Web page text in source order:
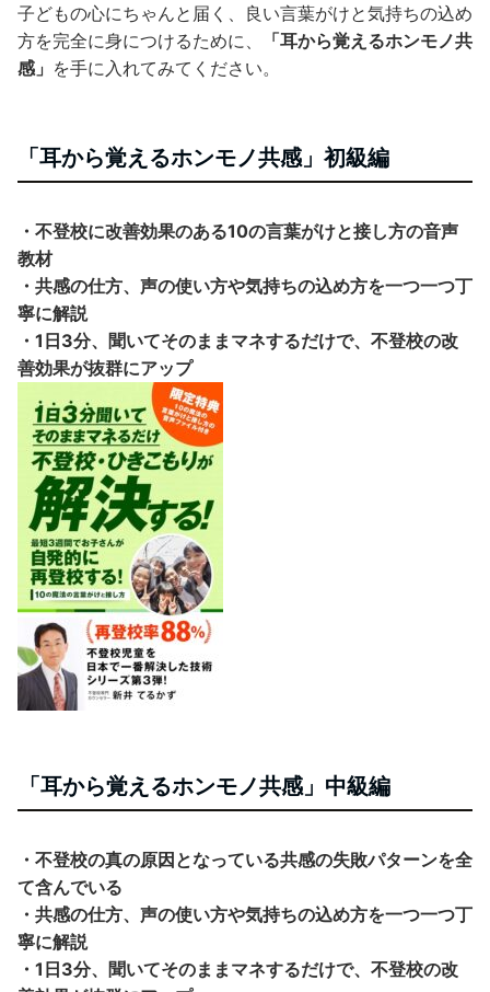
子どもの心にちゃんと届く、良い言葉がけと気持ちの込め
方を完全に身につけるために、
「耳から覚えるホンモノ共
感」 を手に入れてみてください。
「耳から覚えるホンモノ共感」初級編
・不登校に改善効果のある10の言葉がけと接し方の音声
教材
・共感の仕方、声の使い方や気持ちの込め方を一つ一つ丁
寧に解説
・1日3分、聞いてそのままマネするだけで、不登校の改
善効果が抜群にアップ
「耳から覚えるホンモノ共感」中級編
・不登校の真の原因となっている共感の失敗パターンを全
て含んでいる
・共感の仕方、声の使い方や気持ちの込め方を一つ一つ丁
寧に解説
・1日3分、聞いてそのままマネするだけで、不登校の改